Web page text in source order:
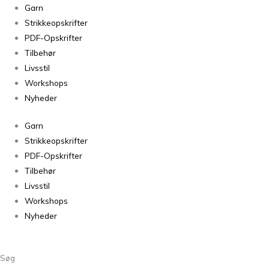
Garn
Strikkeopskrifter
PDF-Opskrifter
Tilbehør
Livsstil
Workshops
Nyheder
Garn
Strikkeopskrifter
PDF-Opskrifter
Tilbehør
Livsstil
Workshops
Nyheder
Søg